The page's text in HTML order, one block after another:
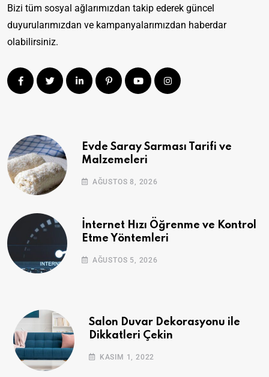
Bizi tüm sosyal ağlarımızdan takip ederek güncel
duyurularımızdan ve kampanyalarımızdan haberdar
olabilirsiniz.
Evde Saray Sarması Tarifi ve
Malzemeleri
AĞUSTOS 8, 2026
İnternet Hızı Öğrenme ve Kontrol
Etme Yöntemleri
AĞUSTOS 5, 2026
Salon Duvar Dekorasyonu ile
Dikkatleri Çekin
KASIM 1, 2022